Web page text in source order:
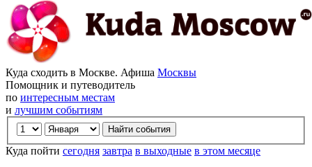
Куда сходить в Москве. Афиша Москвы
Помощник и путеводитель
по интересным местам
и лучшим событиям
Куда пойти сегодня завтра в выходные в этом месяце